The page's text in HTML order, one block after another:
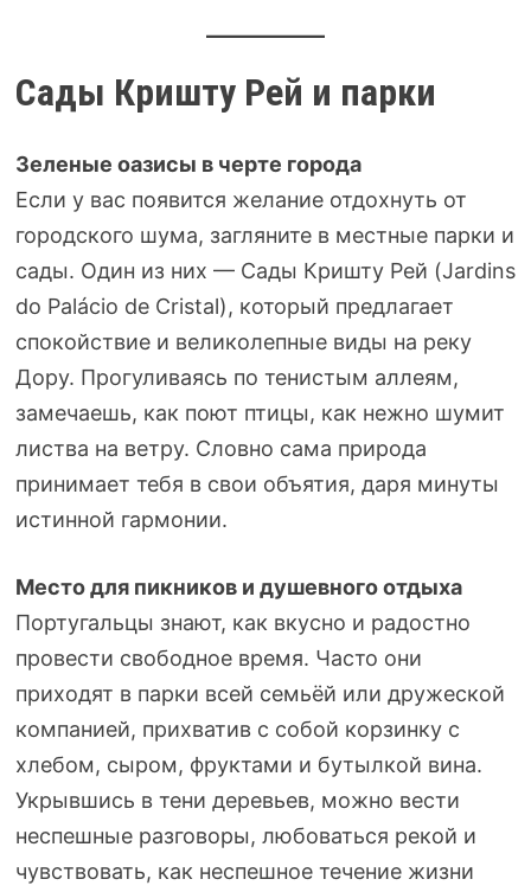
Сады Кришту Рей и парки
Зеленые оазисы в черте города
Если у вас появится желание отдохнуть от
городского шума, загляните в местные парки и
сады. Один из них — Сады Кришту Рей (Jardins
do Palácio de Cristal), который предлагает
спокойствие и великолепные виды на реку
Дору. Прогуливаясь по тенистым аллеям,
замечаешь, как поют птицы, как нежно шумит
листва на ветру. Словно сама природа
принимает тебя в свои объятия, даря минуты
истинной гармонии.
Место для пикников и душевного отдыха
Португальцы знают, как вкусно и радостно
провести свободное время. Часто они
приходят в парки всей семьёй или дружеской
компанией, прихватив с собой корзинку с
хлебом, сыром, фруктами и бутылкой вина.
Укрывшись в тени деревьев, можно вести
неспешные разговоры, любоваться рекой и
чувствовать, как неспешное течение жизни